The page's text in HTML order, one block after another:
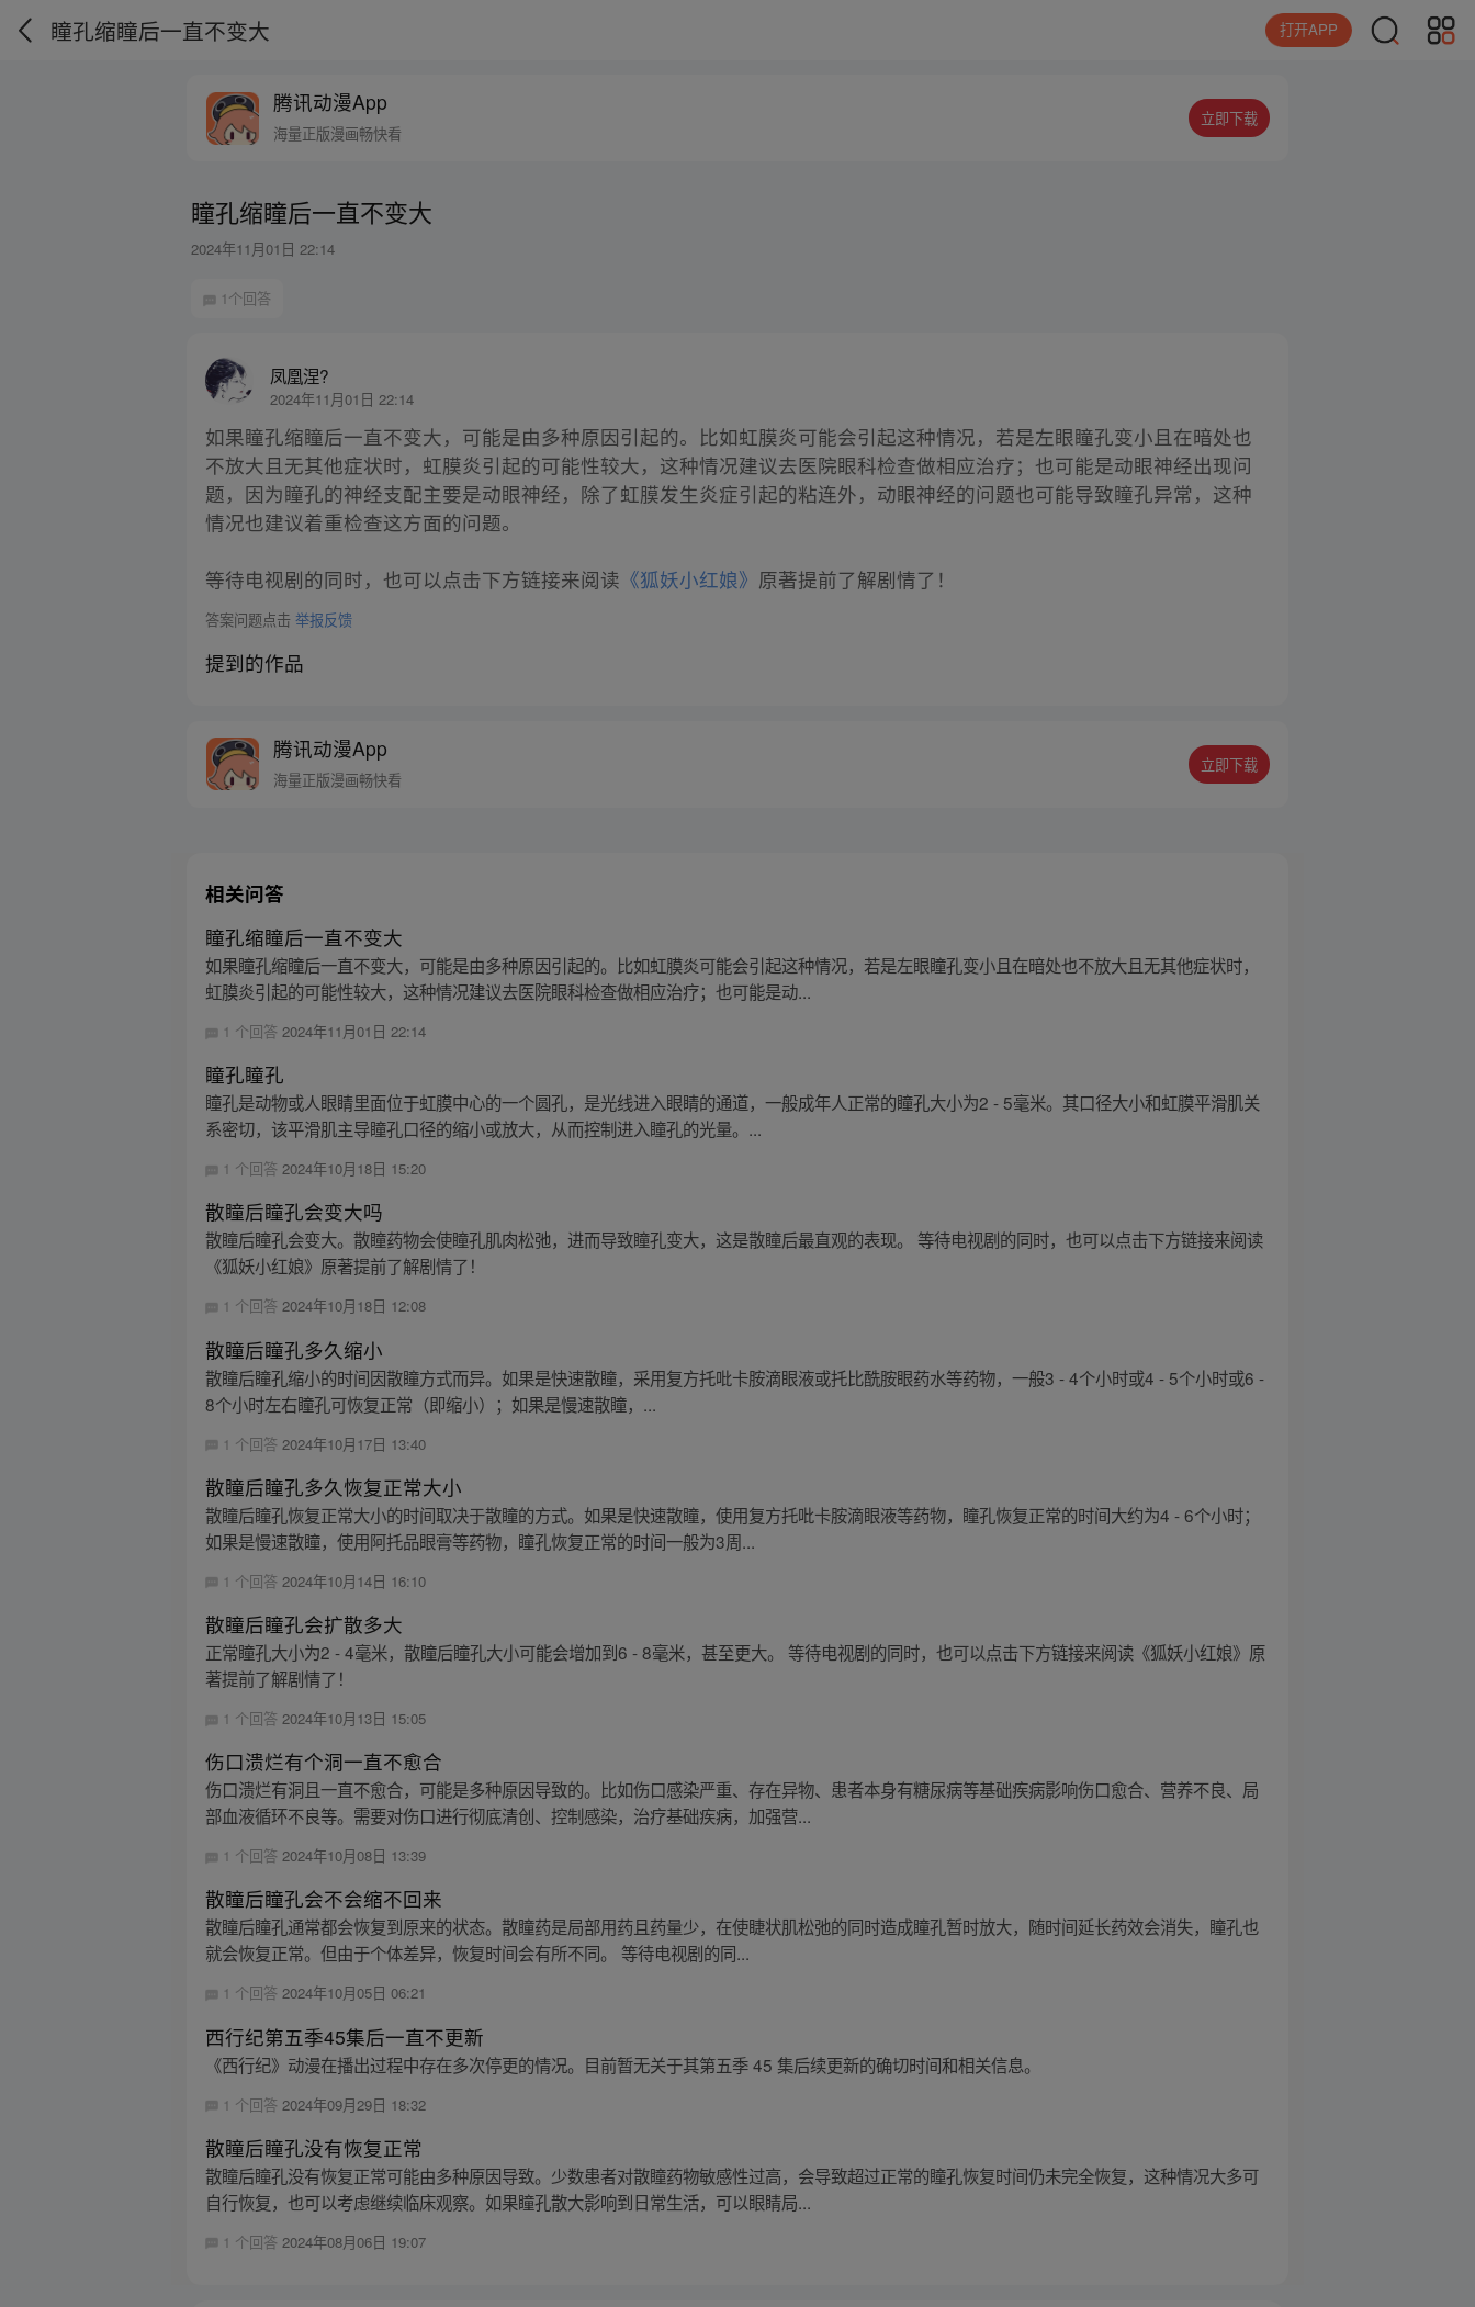
瞳孔缩瞳后一直不变大 打开APP
腾讯动漫App
海量正版漫画畅快看
立即下载
瞳孔缩瞳后一直不变大
2024年11月01日 22:14
1个回答
凤凰涅?
2024年11月01日 22:14
如果瞳孔缩瞳后一直不变大，可能是由多种原因引起的。比如虹膜炎可能会引起这种情况，若是左眼瞳孔变小且在暗处也
不放大且无其他症状时，虹膜炎引起的可能性较大，这种情况建议去医院眼科检查做相应治疗；也可能是动眼神经出现问
题，因为瞳孔的神经支配主要是动眼神经，除了虹膜发生炎症引起的粘连外，动眼神经的问题也可能导致瞳孔异常，这种
情况也建议着重检查这方面的问题。
等待电视剧的同时，也可以点击下方链接来阅读 《狐妖小红娘》 原著提前了解剧情了！
答案问题点击举报反馈
提到的作品
腾讯动漫App
海量正版漫画畅快看
立即下载
相关问答
瞳孔缩瞳后一直不变大
如果瞳孔缩瞳后一直不变大，可能是由多种原因引起的。比如虹膜炎可能会引起这种情况，若是左眼瞳孔变小且在暗处也不放大且无其他症状时，
虹膜炎引起的可能性较大，这种情况建议去医院眼科检查做相应治疗；也可能是动...
1 个回答2024年11月01日 22:14
瞳孔瞳孔
瞳孔是动物或人眼睛里面位于虹膜中心的一个圆孔，是光线进入眼睛的通道，一般成年人正常的瞳孔大小为2 - 5毫米。其口径大小和虹膜平滑肌关
系密切，该平滑肌主导瞳孔口径的缩小或放大，从而控制进入瞳孔的光量。...
1 个回答2024年10月18日 15:20
散瞳后瞳孔会变大吗
散瞳后瞳孔会变大。散瞳药物会使瞳孔肌肉松弛，进而导致瞳孔变大，这是散瞳后最直观的表现。 等待电视剧的同时，也可以点击下方链接来阅读
《狐妖小红娘》原著提前了解剧情了！
1 个回答2024年10月18日 12:08
散瞳后瞳孔多久缩小
散瞳后瞳孔缩小的时间因散瞳方式而异。如果是快速散瞳，采用复方托吡卡胺滴眼液或托比酰胺眼药水等药物，一般3 - 4个小时或4 - 5个小时或6 -
8个小时左右瞳孔可恢复正常（即缩小）；如果是慢速散瞳，...
1 个回答 2024年10月17日 13:40
散瞳后瞳孔多久恢复正常大小
散瞳后瞳孔恢复正常大小的时间取决于散瞳的方式。如果是快速散瞳，使用复方托吡卡胺滴眼液等药物，瞳孔恢复正常的时间大约为4 - 6个小时；
如果是慢速散瞳，使用阿托品眼膏等药物，瞳孔恢复正常的时间一般为3周...
1 个回答 2024年10月14日 16:10
散瞳后瞳孔会扩散多大
正常瞳孔大小为2 - 4毫米，散瞳后瞳孔大小可能会增加到6 - 8毫米，甚至更大。 等待电视剧的同时，也可以点击下方链接来阅读《狐妖小红娘》原
著提前了解剧情了！
1 个回答2024年10月13日 15:05
伤口溃烂有个洞一直不愈合
伤口溃烂有洞且一直不愈合，可能是多种原因导致的。比如伤口感染严重、存在异物、患者本身有糖尿病等基础疾病影响伤口愈合、营养不良、局
部血液循环不良等。需要对伤口进行彻底清创、控制感染，治疗基础疾病，加强营...
1 个回答2024年10月08日 13:39
散瞳后瞳孔会不会缩不回来
散瞳后瞳孔通常都会恢复到原来的状态。散瞳药是局部用药且药量少，在使睫状肌松弛的同时造成瞳孔暂时放大，随时间延长药效会消失，瞳孔也
就会恢复正常。但由于个体差异，恢复时间会有所不同。 等待电视剧的同...
1 个回答2024年10月05日 06:21
西行纪第五季45集后一直不更新
《西行纪》动漫在播出过程中存在多次停更的情况。目前暂无关于其第五季 45 集后续更新的确切时间和相关信息。
1 个回答 2024年09月29日 18:32
散瞳后瞳孔没有恢复正常
散瞳后瞳孔没有恢复正常可能由多种原因导致。少数患者对散瞳药物敏感性过高，会导致超过正常的瞳孔恢复时间仍未完全恢复，这种情况大多可
自行恢复，也可以考虑继续临床观察。如果瞳孔散大影响到日常生活，可以眼睛局...
1 个回答 2024年08月06日 19:07